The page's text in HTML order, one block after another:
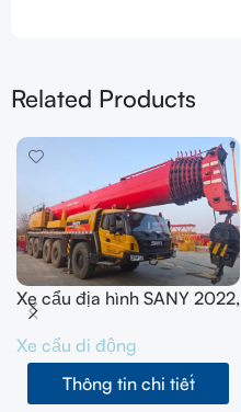
Related Products
Xe cẩu địa hình SANY 2022,
tải trọng 200 tấn, model
SYM5556JQZ200C
Xe cẩu di động
Thông tin chi tiết